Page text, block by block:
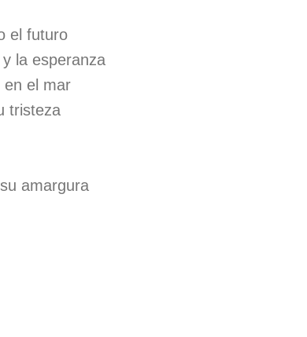
el futuro
la esperanza
en el mar
tristeza
amargura